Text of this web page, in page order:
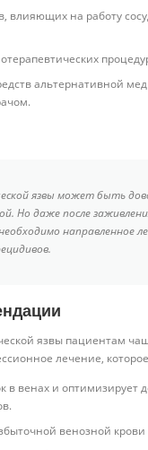
влияющих на работу
альтернативной
язвы может быть
Но даже после
направленное
язвы пациентам
лечение,
в венах и оптимизирует
венозной крови